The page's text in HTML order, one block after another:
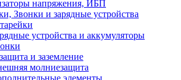
напряжения, ИБП
Звонки и зарядные устройства
устройства и аккумуляторы
и заземление
молниезащита
элементы